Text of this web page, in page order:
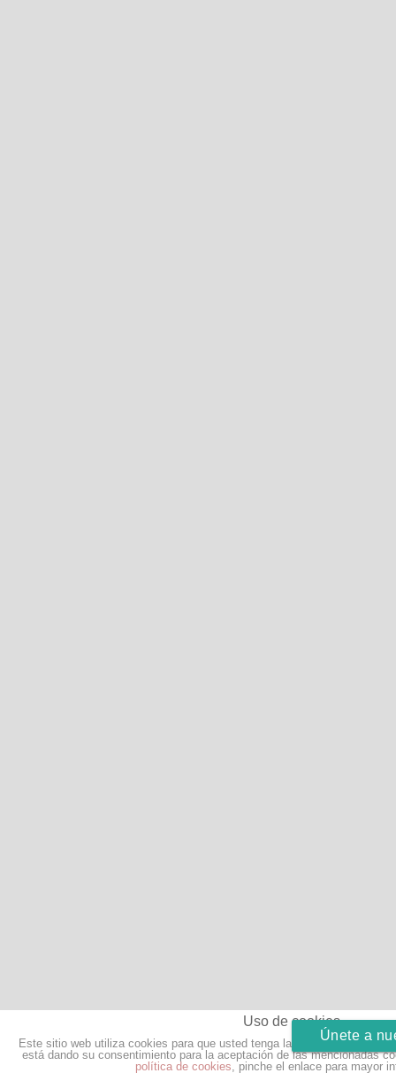
Uso de cookies
Este sitio web utiliza cookies para que usted tenga la mejor experiencia
está dando su consentimiento para la aceptación de las mencionadas
política de cookies, pinche el enlace para mayor
Únete a